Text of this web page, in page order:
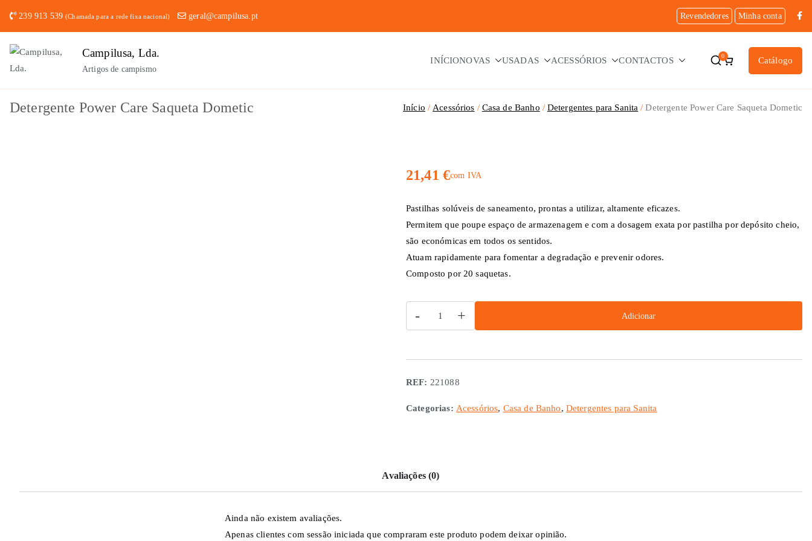
conteúdo
239 913 539(Chamada para a rede fixa nacional) geral@campilusa.pt Revendedores Minha conta
Campilusa, Lda.
Artigos de campismo
INÍCIONOVAS USADAS ACESSÓRIOS CONTACTOS 0 Catálogo
Detergente Power Care Saqueta Dometic Início Acessórios Casa de Banho Detergentes para Sanita Detergente Power Care Saqueta Dometic
21,41 €com IVA
Pastilhas solúveis de saneamento, prontas a utilizar, altamente eficazes.
Permitem que poupe espaço de armazenagem e com a dosagem exata por pastilha por depósito cheio,
são económicas em todos os sentidos.
Atuam rapidamente para fomentar a degradação e prevenir odores.
Composto por 20 saquetas.
-
Power
Dometic
+ Adicionar
REF: 221088
Categorias: Acessórios, Casa de Banho, Detergentes para Sanita
Avaliações (0)
Ainda não existem avaliações.
Apenas clientes com sessão iniciada que compraram este produto podem deixar opinião.